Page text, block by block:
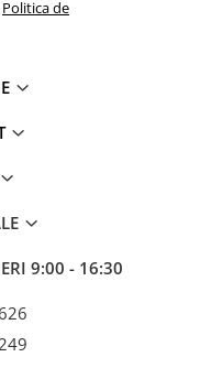
Politica de
9:00 - 16:30